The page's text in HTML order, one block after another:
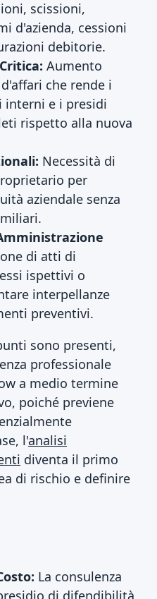
scissioni,
d'azienda, cessioni
debitorie.
Aumento
che rende i
interni e i presidi
rispetto alla nuova
Necessità di
per
aziendale senza
di atti di
ispettivi o
interpellanze
preventivi.
sono presenti,
professionale
a medio termine
poiché previene
l'analisi
diventa il primo
di rischio e definire
La consulenza
di difendibilità